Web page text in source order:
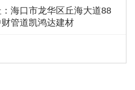
海口市龙华区丘海大道88
管道凯鸿达建材